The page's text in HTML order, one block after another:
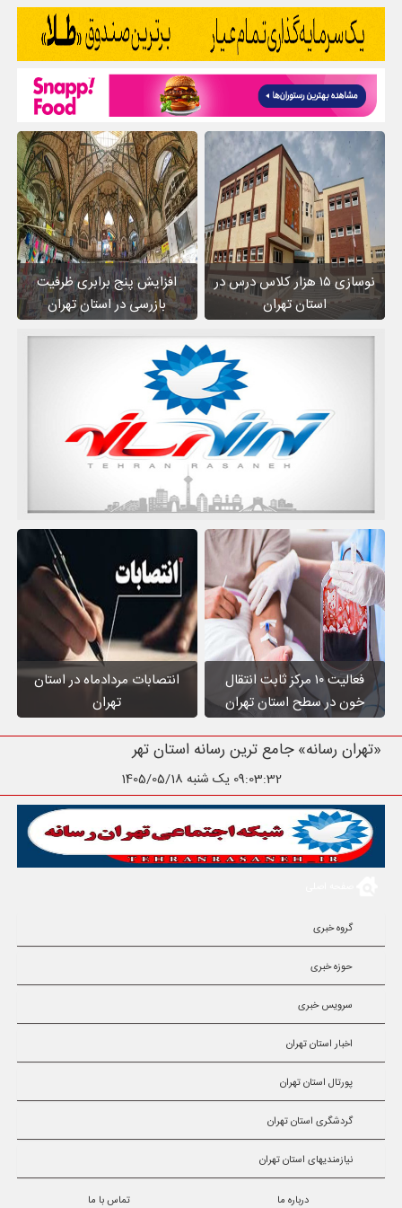
نوسازی ۱۵ هزار کلاس درس در
استان تهران
افزایش پنج برابری ظرفیت
بازرسی در استان تهران
فعالیت ۱۰ مرکز ثابت انتقال
خون در سطح استان تهران
انتصابات مردادماه در استان
تهران
«تهران رسانه» جامع ترین رسانه استان تهران
09:03:33 یک شنبه 1405/05/18
گروه خبری
حوزه خبری
سرویس خبری
اخبار استان تهران
پورتال استان تهران
گردشگری استان تهران
نیازمندیهای استان تهران
درباره ما تماس با ما